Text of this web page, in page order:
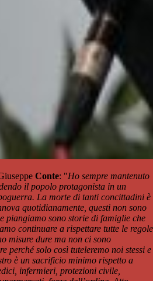
Conte: "Ho sempre mantenuto
il popolo protagonista in un
La morte di tanti concittadini è
quotidianamente, questi non sono
piangiamo sono storie di famiglie che
continuare a rispettare tutte le regole
misure dure ma non ci sono
perché solo così tuteleremo noi stessi e
è un sacrificio minimo rispetto a
infermieri, protezioni civile,